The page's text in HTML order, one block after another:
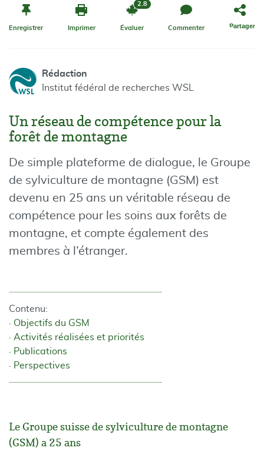
Enregistrer Imprimer Évaluer
2.8
Commenter Partager
Rédaction
Institut fédéral de recherches WSL
Un réseau de compétence pour la
forêt de montagne
De simple plateforme de dialogue, le Groupe
de sylviculture de montagne (GSM) est
devenu en 25 ans un véritable réseau de
compétence pour les soins aux forêts de
montagne, et compte également des
membres à l’étranger.
Contenu:
Objectifs du GSM
Activités réalisées et priorités
Publications
Perspectives
Le Groupe suisse de sylviculture de montagne
(GSM) a 25 ans